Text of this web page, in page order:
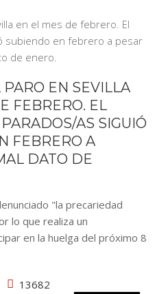
EN SEVILLA
FEBRERO. EL
AS SIGUIÓ
FEBRERO A
DATO DE
"la precariedad
lo que realiza un
en la huelga del próximo 8
13682